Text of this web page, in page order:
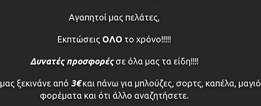
ΔΕΙΤΕ ΕΠΙΣΗΣ
Αγαπητοί μας πελάτες,
Εκπτώσεις ΟΛΟ το χρόνο!!!!!
Δυνατές προσφορέςσε όλα μας τα είδη!!!!
μας ξεκινάνε από 3€και πάνω για μπλούζες, σορτς, καπέλα, μαγιό,
φορέματα και ότι άλλο αναζητήσετε.